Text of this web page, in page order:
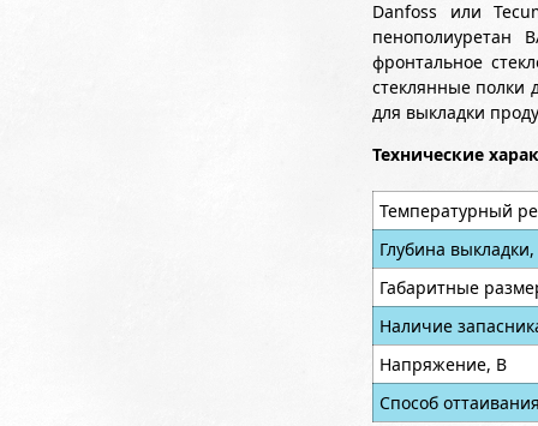
Danfoss или
пенополиуретан
фронтальное
стеклянные полки
для выкладки
Технические
Температурный
Глубина
Габаритные
Наличие
Напряжение, В
Способ